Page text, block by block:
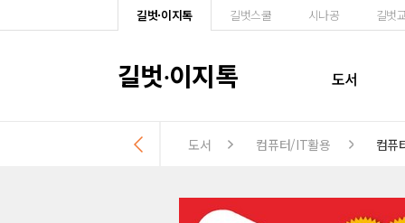
길벗·이지톡 길벗스쿨 시나공 길벗
길벗·이지톡 도서
도서 컴퓨터/IT활용 컴퓨